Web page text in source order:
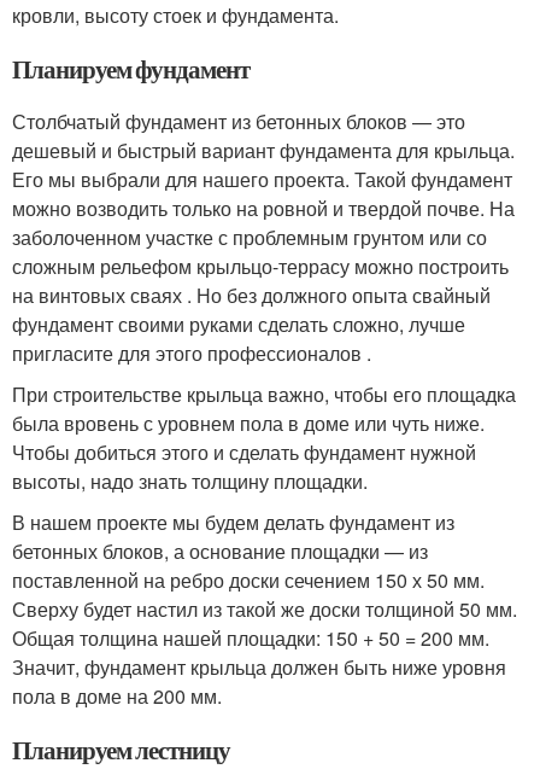
кровли, высоту стоек и фундамента.
Планируем фундамент
Столбчатый фундамент из бетонных блоков — это
дешевый и быстрый вариант фундамента для крыльца.
Его мы выбрали для нашего проекта. Такой фундамент
можно возводить только на ровной и твердой почве. На
заболоченном участке с проблемным грунтом или со
сложным рельефом крыльцо-террасу можно построить
на винтовых сваях . Но без должного опыта свайный
фундамент своими руками сделать сложно, лучше
пригласите для этого профессионалов .
При строительстве крыльца важно, чтобы его площадка
была вровень с уровнем пола в доме или чуть ниже.
Чтобы добиться этого и сделать фундамент нужной
высоты, надо знать толщину площадки.
В нашем проекте мы будем делать фундамент из
бетонных блоков, а основание площадки — из
поставленной на ребро доски сечением 150 х 50 мм.
Сверху будет настил из такой же доски толщиной 50 мм.
Общая толщина нашей площадки: 150 + 50 = 200 мм.
Значит, фундамент крыльца должен быть ниже уровня
пола в доме на 200 мм.
Планируем лестницу